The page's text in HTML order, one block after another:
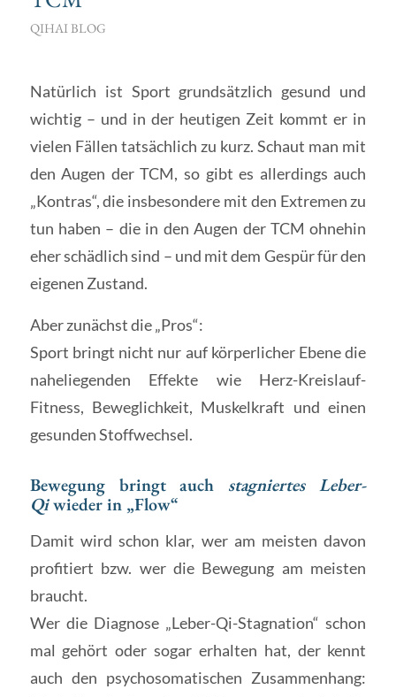
QIHAI BLOG
Natürlich ist Sport grundsätzlich gesund und
wichtig – und in der heutigen Zeit kommt er in
vielen Fällen tatsächlich zu kurz. Schaut man mit
den Augen der TCM, so gibt es allerdings auch
„Kontras“, die insbesondere mit den Extremen zu
tun haben – die in den Augen der TCM ohnehin
eher schädlich sind – und mit dem Gespür für den
eigenen Zustand.
Aber zunächst die „Pros“:
Sport bringt nicht nur auf körperlicher Ebene die
naheliegenden Effekte wie Herz-Kreislauf-
Fitness, Beweglichkeit, Muskelkraft und einen
gesunden Stoffwechsel.
Bewegung bringt auch stagniertes Leber-
Qiwieder in „Flow“
Damit wird schon klar, wer am meisten davon
profitiert bzw. wer die Bewegung am meisten
braucht.
Wer die Diagnose „Leber-Qi-Stagnation“ schon
mal gehört oder sogar erhalten hat, der kennt
auch den psychosomatischen Zusammenhang: